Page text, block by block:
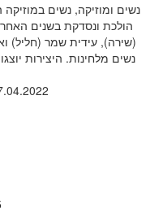
נשים ומוזיקה, נשים
הולכת ונסדקת בשנים
(שירה), עידית שמר (חליל)
נשים מלחינות. היצירות
27.04.2022 בשעה 16:00-